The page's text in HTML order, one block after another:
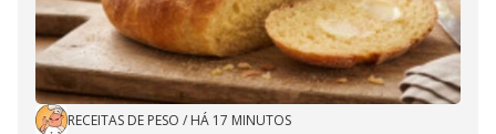
RECEITAS DE PESO / HÁ 17 MINUTOS